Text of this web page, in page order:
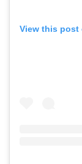
View this post